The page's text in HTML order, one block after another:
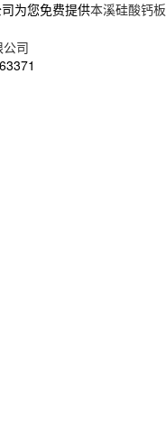
为您免费提供本溪硅酸钙板